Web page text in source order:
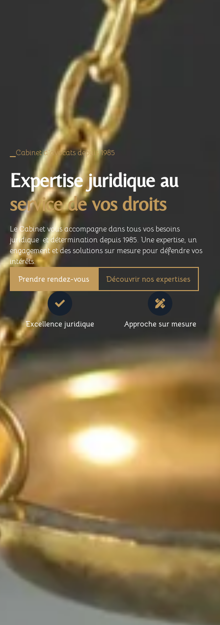
Cabinet d'avocats depuis 1985
Expertise juridique au
service de vos droits
Le Cabinet vous accompagne dans tous vos besoins
juridique et détermination depuis 1985. Une expertise, un
engagement et des solutions sur mesure pour défendre vos
intérêts.
Prendre rendez-vous
Découvrir nos expertises
Excellence juridique Approche sur mesure